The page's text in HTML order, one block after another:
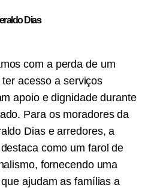
Dias
com a perda de um
acesso a serviços
apoio e dignidade durante
Para os moradores da
Dias e arredores, a
como um farol de
fornecendo uma
ajudam as famílias a